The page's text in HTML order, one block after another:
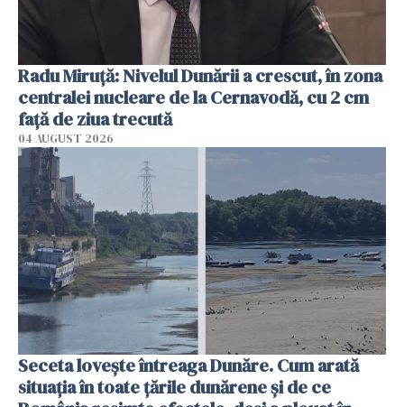
Radu Miruţă: Nivelul Dunării a crescut, în zona
centralei nucleare de la Cernavodă, cu 2 cm
faţă de ziua trecută
04 AUGUST 2026
Seceta lovește întreaga Dunăre. Cum arată
situația în toate țările dunărene și de ce